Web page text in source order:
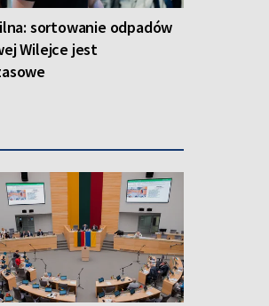
sortowanie odpadów
Wilejce jest